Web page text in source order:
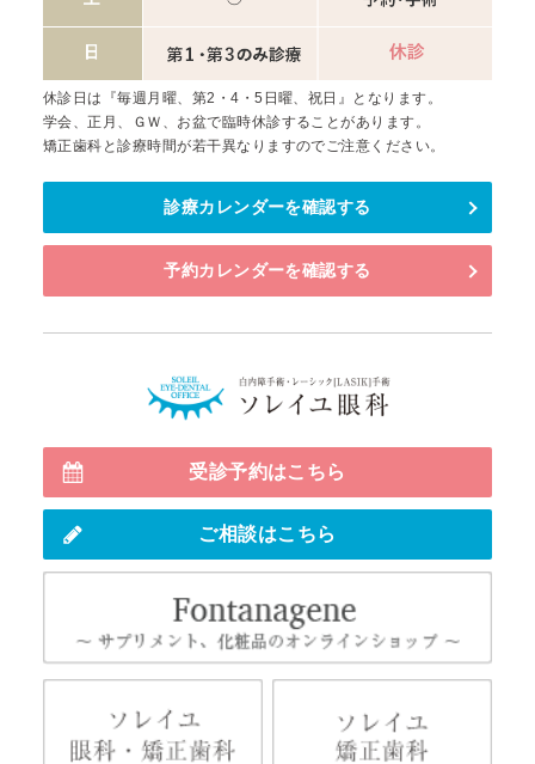
休診日は『毎週月曜、第2・4・5日曜、祝日』となります。
学会、正月、ＧＷ、お盆で臨時休診することがあります。
矯正歯科と診療時間が若干異なりますのでご注意ください。
診療カレンダーを確認する
予約カレンダーを確認する
受診予約はこちら
ご相談はこちら